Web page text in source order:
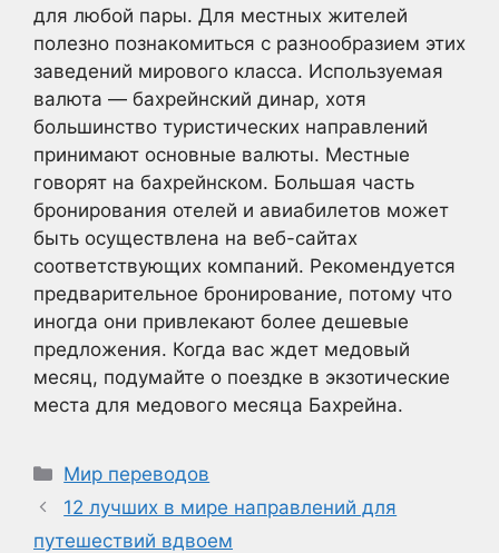
для любой пары. Для местных жителей
полезно познакомиться с разнообразием этих
заведений мирового класса. Используемая
валюта — бахрейнский динар, хотя
большинство туристических направлений
принимают основные валюты. Местные
говорят на бахрейнском. Большая часть
бронирования отелей и авиабилетов может
быть осуществлена на веб-сайтах
соответствующих компаний. Рекомендуется
предварительное бронирование, потому что
иногда они привлекают более дешевые
предложения. Когда вас ждет медовый
месяц, подумайте о поездке в экзотические
места для медового месяца Бахрейна.
Рубрики
Мир переводов
12 лучших в мире направлений для
путешествий вдвоем